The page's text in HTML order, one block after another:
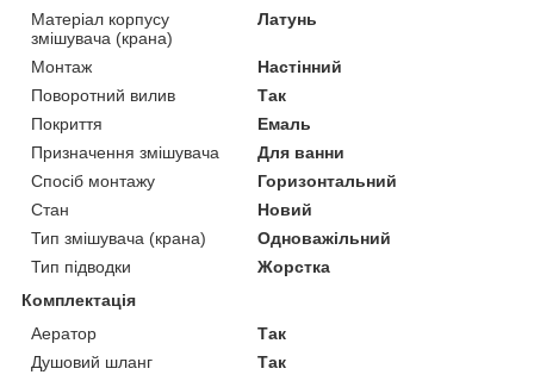
Матеріал корпусу
змішувача (крана)
Латунь
Монтаж
Настінний
Поворотний вилив
Так
Покриття
Емаль
Призначення змішувача
Для ванни
Спосіб монтажу
Горизонтальний
Стан
Новий
Тип змішувача (крана)
Одноважільний
Тип підводки
Жорстка
Комплектація
Аератор
Так
Душовий шланг
Так